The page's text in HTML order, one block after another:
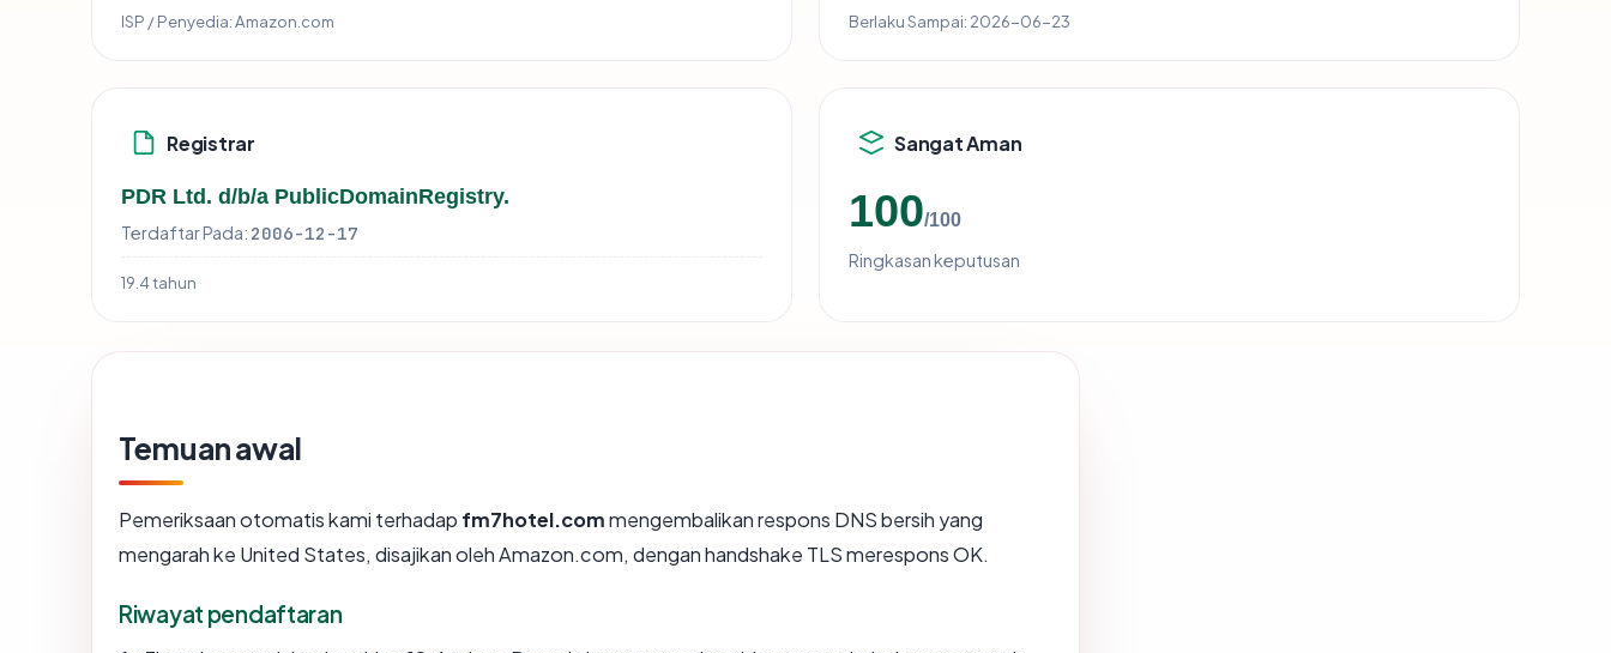
ISP / Penyedia:Amazon.com Berlaku Sampai: 2026-06-23
Registrar
PDR Ltd. d/b/a PublicDomainRegistry.
Terdaftar Pada: 2006-12-17
19.4 tahun
Sangat Aman
100/100
Ringkasan keputusan
Temuan awal
Pemeriksaan otomatis kami terhadap fm7hotel.commengembalikan respons DNS bersih yang
mengarah ke United States, disajikan oleh Amazon.com, dengan handshake TLS merespons OK.
Riwayat pendaftaran